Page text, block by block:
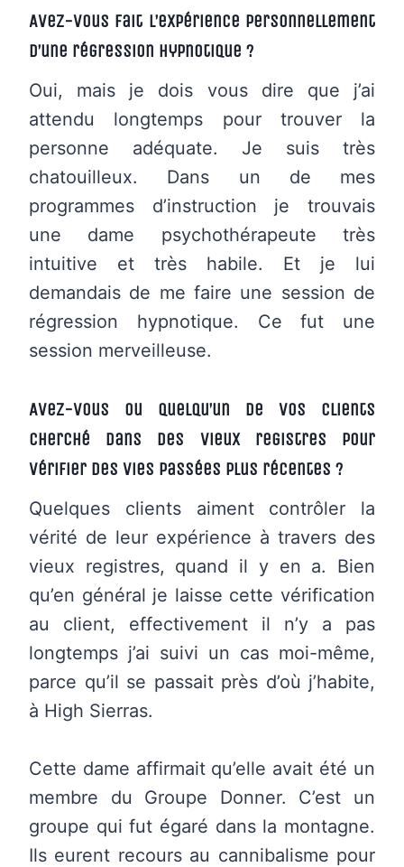
Avez-vous fait l’expérience personnellement
d’une régression hypnotique ?
Oui, mais je dois vous dire que j’ai
attendu longtemps pour trouver la
personne adéquate. Je suis très
chatouilleux. Dans un de mes
programmes d’instruction je trouvais
une dame psychothérapeute très
intuitive et très habile. Et je lui
demandais de me faire une session de
régression hypnotique. Ce fut une
session merveilleuse.
Avez-vous ou quelqu’un de vos clients
cherché dans des vieux registres pour
vérifier des vies passées plus récentes ?
Quelques clients aiment contrôler la
vérité de leur expérience à travers des
vieux registres, quand il y en a. Bien
qu’en général je laisse cette vérification
au client, effectivement il n’y a pas
longtemps j’ai suivi un cas moi-même,
parce qu’il se passait près d’où j’habite,
à High Sierras.
Cette dame affirmait qu’elle avait été un
membre du Groupe Donner. C’est un
groupe qui fut égaré dans la montagne.
Ils eurent recours au cannibalisme pour